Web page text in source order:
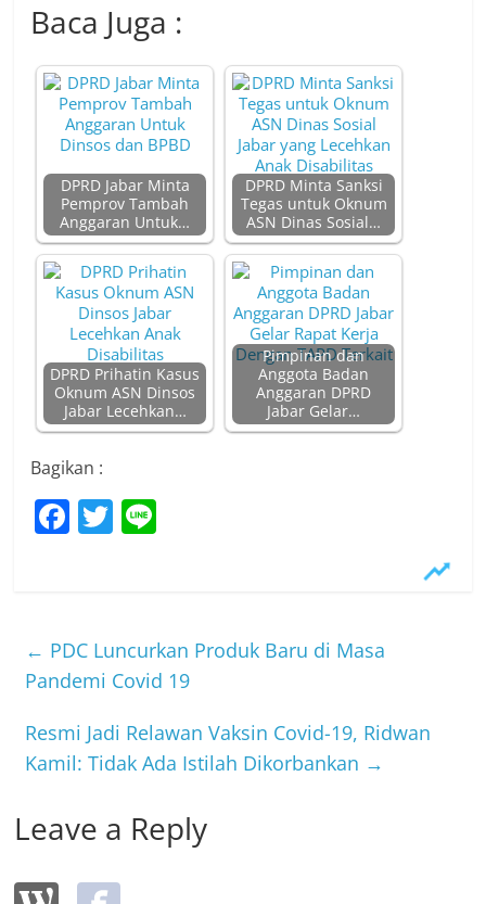
Baca Juga :
DPRD Jabar Minta
Pemprov Tambah
Anggaran Untuk…
DPRD Minta Sanksi
Tegas untuk Oknum
ASN Dinas Sosial…
DPRD Prihatin Kasus
Oknum ASN Dinsos
Jabar Lecehkan…
Pimpinan dan
Anggota Badan
Anggaran DPRD
Jabar Gelar…
Bagikan :
F
b
o
o
k
T
← PDC Luncurkan Produk Baru di Masa
Pandemi Covid 19
Resmi Jadi Relawan Vaksin Covid-19, Ridwan
Kamil: Tidak Ada Istilah Dikorbankan →
Leave a Reply